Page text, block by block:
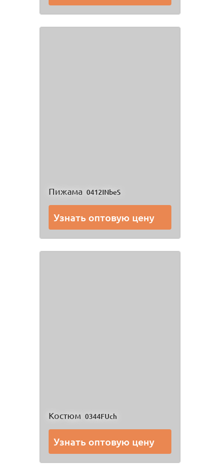
Пижама 0412INbeS
Узнать оптовую цену
Костюм 0344FUch
Узнать оптовую цену